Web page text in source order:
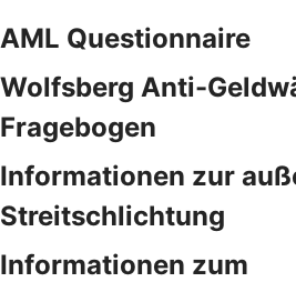
AML Questionnaire
Wolfsberg Anti-
Fragebogen
Informationen zur
Streitschlichtung
Informationen zum